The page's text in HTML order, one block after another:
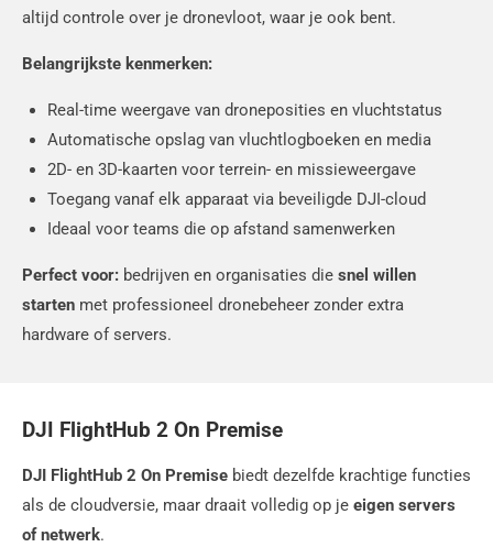
altijd controle over je dronevloot, waar je ook bent.
Belangrijkste kenmerken:
Real-time weergave van droneposities en vluchtstatus
Automatische opslag van vluchtlogboeken en media
2D- en 3D-kaarten voor terrein- en missieweergave
Toegang vanaf elk apparaat via beveiligde DJI-cloud
Ideaal voor teams die op afstand samenwerken
Perfect voor: bedrijven en organisaties die snel willen
starten met professioneel dronebeheer zonder extra
hardware of servers.
DJI FlightHub 2 On Premise
DJI FlightHub 2 On Premise biedt dezelfde krachtige functies
als de cloudversie, maar draait volledig op je eigen servers
of netwerk.